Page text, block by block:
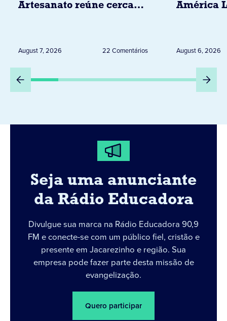
Artesanato reúne cerca
August 7, 2026 22 Comentários
América
Peru
August 6, 2026
Seja uma anunciante
da Rádio Educadora
Divulgue sua marca na Rádio Educadora 90,9
FM e conecte-se com um público fiel, cristão e
presente em Jacarezinho e região. Sua
empresa pode fazer parte desta missão de
evangelização.
Quero participar